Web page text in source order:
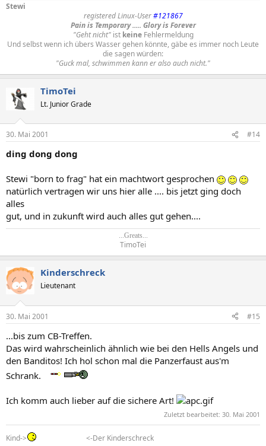
Stewi
registered Linux-User#121867
Pain is Temporary ..... Glory is Forever
"Geht nicht"ist keineFehlermeldung
Und selbst wenn ich übers Wasser gehen könnte, gäbe es immer noch Leute
die sagen würden:
"Guck mal, schwimmen kann er also auch nicht."
TimoTei
Lt. Junior Grade
30. Mai 2001 #14
ding dong dong
Stewi "born to frag" hat ein machtwort gesprochen
natürlich vertragen wir uns hier alle .... bis jetzt ging doch
alles
gut, und in zukunft wird auch alles gut gehen....
...Greats...
TimoTei​
Kinderschreck
Lieutenant
30. Mai 2001 #15
...bis zum CB-Treffen.
Das wird wahrscheinlich ähnlich wie bei den Hells Angels und
den Banditos! Ich hol schon mal die Panzerfaust aus'm
Schrank.
Ich komm auch lieber auf die sichere Art!
Zuletzt bearbeitet: 30. Mai 2001
Kind->
<-Der Kinderschreck